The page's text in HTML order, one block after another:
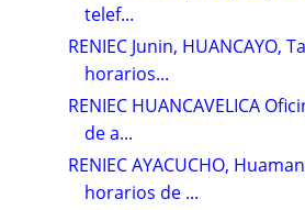
telef...
RENIEC Junin, HUANCAYO,
horarios...
RENIEC HUANCAVELICA
de a...
RENIEC AYACUCHO,
horarios de ...